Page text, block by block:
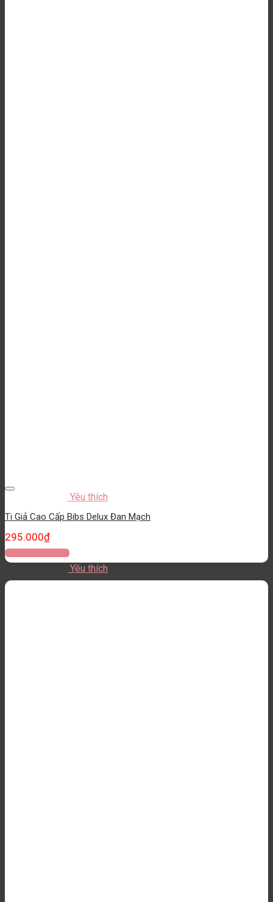
Yêu thích
Ti Giả Cao Cấp Bibs Delux Đan Mạch
295.000₫
Thêm vào giỏ hàng
Yêu thích